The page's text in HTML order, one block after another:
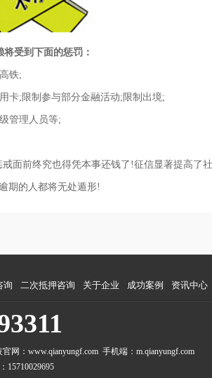
受到下面的惩罚：
铁;
;限制参与部分金融活动;限制出境;
管理人员等;
前终究也得凭本事还钱了!征信显著提高了社
期的人都将无处遁形!
询 二次抵押咨询 关于企业 成功案例
资讯中心
网： www.qianyungf.com 手机端： m.qianyungf.com